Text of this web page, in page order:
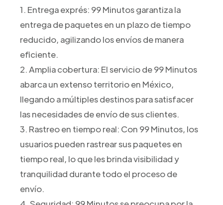
1. Entrega exprés: 99 Minutos garantiza la
entrega de paquetes en un plazo de tiempo
reducido, agilizando los envíos de manera
eficiente.
2. Amplia cobertura: El servicio de 99 Minutos
abarca un extenso territorio en México,
llegando a múltiples destinos para satisfacer
las necesidades de envío de sus clientes.
3. Rastreo en tiempo real: Con 99 Minutos, los
usuarios pueden rastrear sus paquetes en
tiempo real, lo que les brinda visibilidad y
tranquilidad durante todo el proceso de
envío.